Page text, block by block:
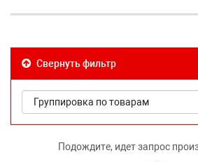
Свернуть фильтр
Подождите, идет запрос